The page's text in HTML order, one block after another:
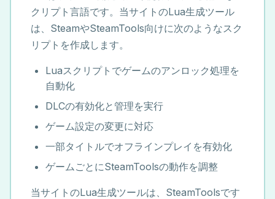
クリプト言語です。当サイトのLua生成ツール
は、SteamやSteamTools向けに次のようなスク
リプトを作成します。
Luaスクリプトでゲームのアンロック処理を
自動化
DLCの有効化と管理を実行
ゲーム設定の変更に対応
一部タイトルでオフラインプレイを有効化
ゲームごとにSteamToolsの動作を調整
当サイトのLua生成ツールは、SteamToolsです